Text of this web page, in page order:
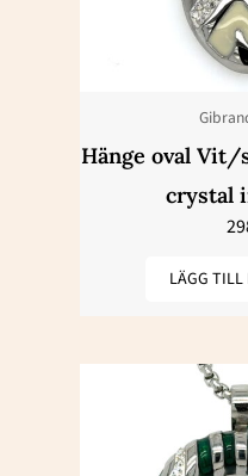
Hänge oval Vit/
crystal
LÄGG TILL